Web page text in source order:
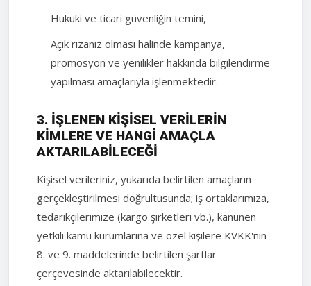
Hukuki ve ticari güvenliğin temini,
Açık rızanız olması halinde kampanya,
promosyon ve yenilikler hakkında bilgilendirme
yapılması amaçlarıyla işlenmektedir.
3. İŞLENEN KIŞISEL VERILERIN
KIMLERE VE HANGI AMAÇLA
AKTARILABILECEĞI
Kişisel verileriniz, yukarıda belirtilen amaçların
gerçekleştirilmesi doğrultusunda; iş ortaklarımıza,
tedarikçilerimize (kargo şirketleri vb.), kanunen
yetkili kamu kurumlarına ve özel kişilere KVKK'nın
8. ve 9. maddelerinde belirtilen şartlar
çerçevesinde aktarılabilecektir.